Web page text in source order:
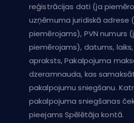
reģistrācijas dati (ja
uzņēmuma juridiskā adrese
piemērojams), PVN numurs
piemērojams), datums,
apraksts, Pakalpojuma
dzeramnauda, kas
pakalpojumu sniegšanu.
pakalpojuma sniegšanas
pieejams Spēlētāja kontā.